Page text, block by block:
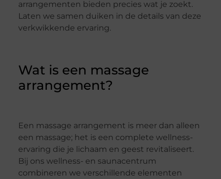
arrangementen bieden precies wat je zoekt.
Laten we samen duiken in de details van deze
verkwikkende ervaring.
Wat is een massage
arrangement?
Een massage arrangement is meer dan alleen
een massage; het is een complete wellness-
ervaring die je lichaam en geest revitaliseert.
Bij ons wellness- en saunacentrum
combineren we verschillende elementen